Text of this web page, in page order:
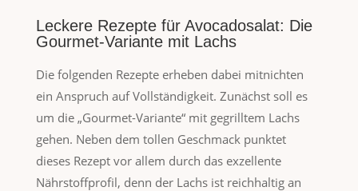
Leckere Rezepte für Avocadosalat: Die
Gourmet-Variante mit Lachs
Die folgenden Rezepte erheben dabei mitnichten
ein Anspruch auf Vollständigkeit. Zunächst soll es
um die „Gourmet-Variante“ mit gegrilltem Lachs
gehen. Neben dem tollen Geschmack punktet
dieses Rezept vor allem durch das exzellente
Nährstoffprofil, denn der Lachs ist reichhaltig an